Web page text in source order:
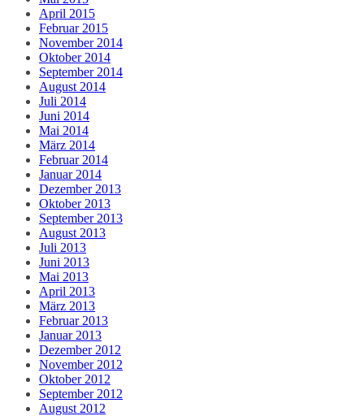
April 2015
Februar 2015
November 2014
Oktober 2014
September 2014
August 2014
Juli 2014
Juni 2014
Mai 2014
März 2014
Februar 2014
Januar 2014
Dezember 2013
Oktober 2013
September 2013
August 2013
Juli 2013
Juni 2013
Mai 2013
April 2013
März 2013
Februar 2013
Januar 2013
Dezember 2012
November 2012
Oktober 2012
September 2012
August 2012